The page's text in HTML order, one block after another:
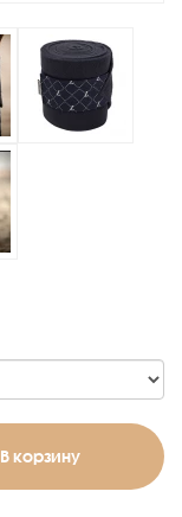
В корзину